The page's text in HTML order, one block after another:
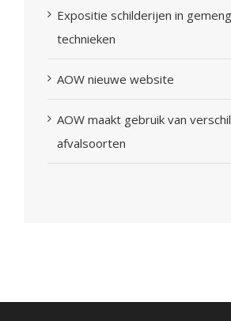
Expositie schilderijen in
technieken
AOW nieuwe website
AOW maakt gebruik van
afvalsoorten